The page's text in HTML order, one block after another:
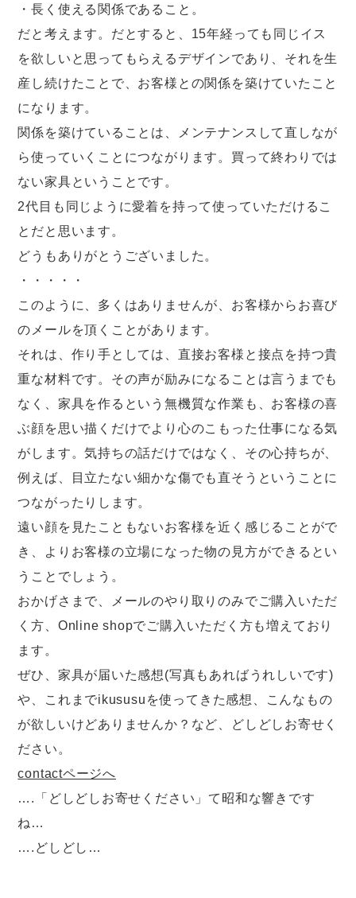
・長く使える関係であること。
だと考えます。だとすると、15年経っても同じイス
を欲しいと思ってもらえるデザインであり、それを生
産し続けたことで、お客様との関係を築けていたこと
になります。
関係を築けていることは、メンテナンスして直しなが
ら使っていくことにつながります。買って終わりでは
ない家具ということです。
2代目も同じように愛着を持って使っていただけるこ
とだと思います。
どうもありがとうございました。
・・・・・
このように、多くはありませんが、お客様からお喜び
のメールを頂くことがあります。
それは、作り手としては、直接お客様と接点を持つ貴
重な材料です。その声が励みになることは言うまでも
なく、家具を作るという無機質な作業も、お客様の喜
ぶ顔を思い描くだけでより心のこもった仕事になる気
がします。気持ちの話だけではなく、その心持ちが、
例えば、目立たない細かな傷でも直そうということに
つながったりします。
遠い顔を見たこともないお客様を近く感じることがで
き、よりお客様の立場になった物の見方ができるとい
うことでしょう。
おかげさまで、メールのやり取りのみでご購入いただ
く方、Online shopでご購入いただく方も増えており
ます。
ぜひ、家具が届いた感想(写真もあればうれしいです)
や、これまでikususuを使ってきた感想、こんなもの
が欲しいけどありませんか？など、どしどしお寄せく
ださい。
contactページへ
….「どしどしお寄せください」て昭和な響きです
ね…
….どしどし…